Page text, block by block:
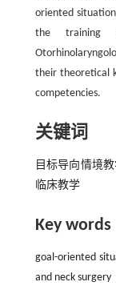
oriented
the training
their theoretical
competencies.
关键词
目标导向情境
临床教学
Key words
goal-oriented
and neck surgery